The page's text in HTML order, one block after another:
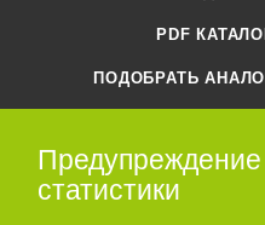
PDF
ПОДОБРАТЬ
+7 (495) 788-
статистики